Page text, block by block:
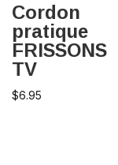
Cordon
pratique
FRISSONS
TV
$6.95